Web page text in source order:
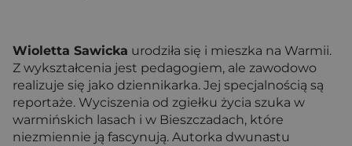
Wioletta Sawicka urodziła się i mieszka na Warmii.
Z wykształcenia jest pedagogiem, ale zawodowo
realizuje się jako dziennikarka. Jej specjalnością są
reportaże. Wyciszenia od zgiełku życia szuka w
warmińskich lasach i w Bieszczadach, które
niezmiennie ją fascynują. Autorka dwunastu